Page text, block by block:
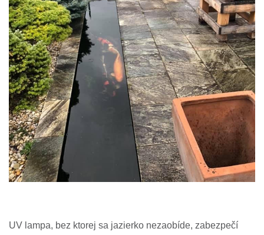
UV lampa, bez ktorej sa jazierko nezaobíde, zabezpečí